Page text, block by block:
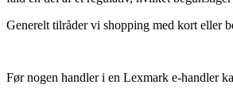
Generelt tilråder vi shopping med kort eller
Før nogen handler i en Lexmark e-handler